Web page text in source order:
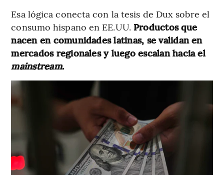
Esa lógica conecta con la tesis de Dux sobre el
consumo hispano en EE.UU. Productos que
nacen en comunidades latinas, se validan en
mercados regionales y luego escalan hacia el
mainstream.